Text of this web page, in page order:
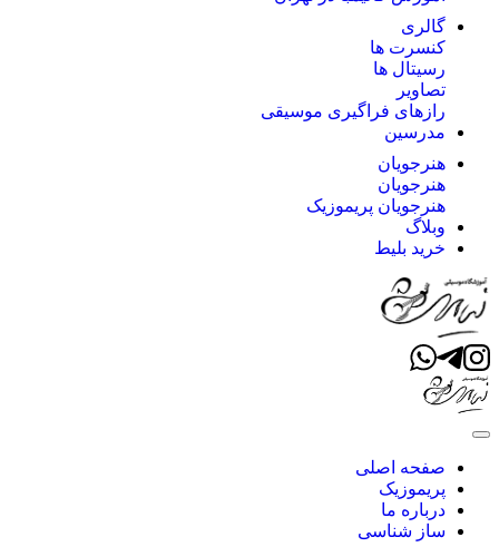
گالری
کنسرت ها
رسیتال ها
تصاویر
رازهای فراگیری موسیقی
مدرسین
هنرجویان
هنرجویان
هنرجویان پریموزیک
وبلاگ
خرید بلیط
صفحه اصلی
پریموزیک
درباره ما
ساز شناسی